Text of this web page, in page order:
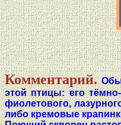
Комментарий.
этой птицы: его
фиолетового,
либо кремовые